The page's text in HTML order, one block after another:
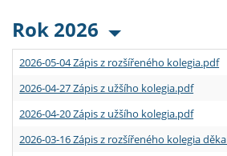
Rok 2026
2026-05-04 Zápis z rozšířeného kolegia.pdf
2026-04-27 Zápis z užšího kolegia.pdf
2026-04-20 Zápis z užšího kolegia.pdf
2026-03-16 Zápis z rozšířeného kolegia